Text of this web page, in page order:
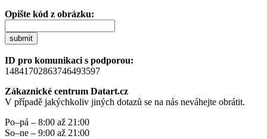
Opište kód z obrázku:
submit
ID pro komunikaci s podporou:
14841702863746493597
Zákaznické centrum Datart.cz
V případě jakýchkoliv jiných dotazů se na nás neváhejte obrátit.
Po–pá – 8:00 až 21:00
So–ne – 9:00 až 21:00